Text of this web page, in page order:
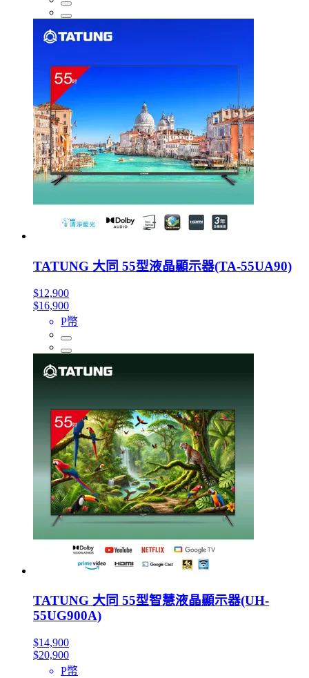
TATUNG 大同 55型液晶顯示器(TA-55UA90)
$12,900
$16,900
P幣
TATUNG 大同 55型智慧液晶顯示器(UH-
55UG900A)
$14,900
$20,900
P幣